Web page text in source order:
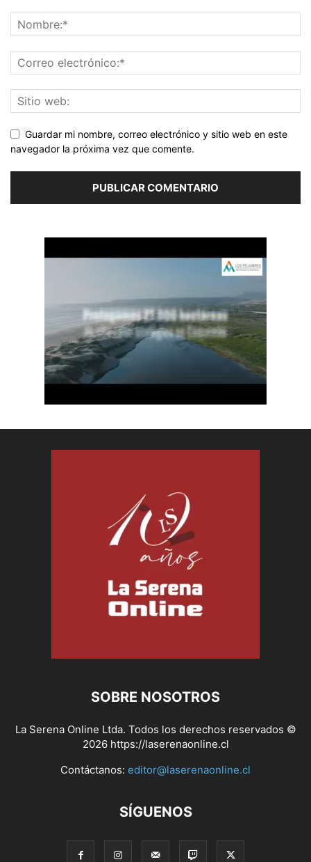
Guardar mi nombre, correo electrónico y sitio web en este
navegador la próxima vez que comente.
SOBRE NOSOTROS
La Serena Online Ltda. Todos los derechos reservados ©
2026 https://laserenaonline.cl
Contáctanos: editor@laserenaonline.cl
SÍGUENOS